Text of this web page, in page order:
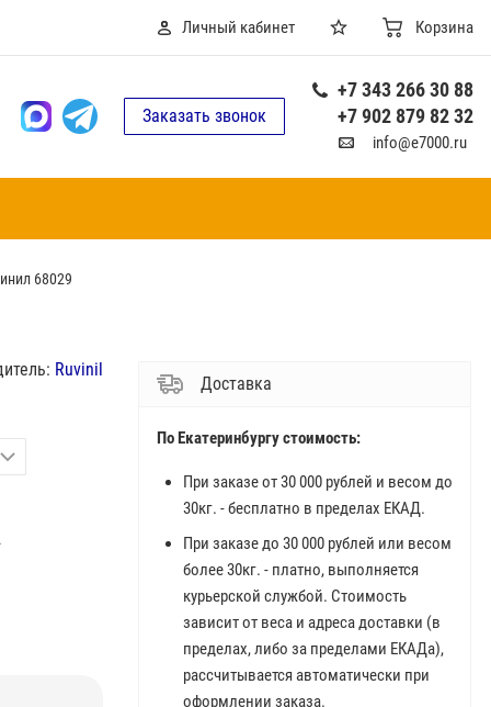
Личный кабинет Корзина
Заказать звонок
+7 343 266 30 88
+7 902 879 82 32
info@e7000.ru
68029
Ruvinil
Доставка
По Екатеринбургу стоимость:
При заказе от 30 000 рублей и весом до
30кг. - бесплатно в пределах ЕКАД.
При заказе до 30 000 рублей или весом
более 30кг. - платно, выполняется
курьерской службой. Стоимость
зависит от веса и адреса доставки (в
пределах, либо за пределами ЕКАДа),
рассчитывается автоматически при
оформлении заказа.